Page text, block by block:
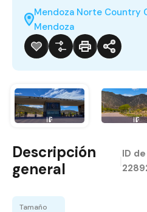
Mendoza Norte Country
Mendoza
Descripción
general
ID
Tamaño